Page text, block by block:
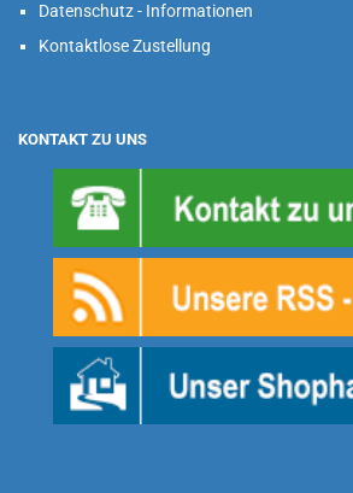
Datenschutz - Informationen
Kontaktlose Zustellung
KONTAKT ZU UNS